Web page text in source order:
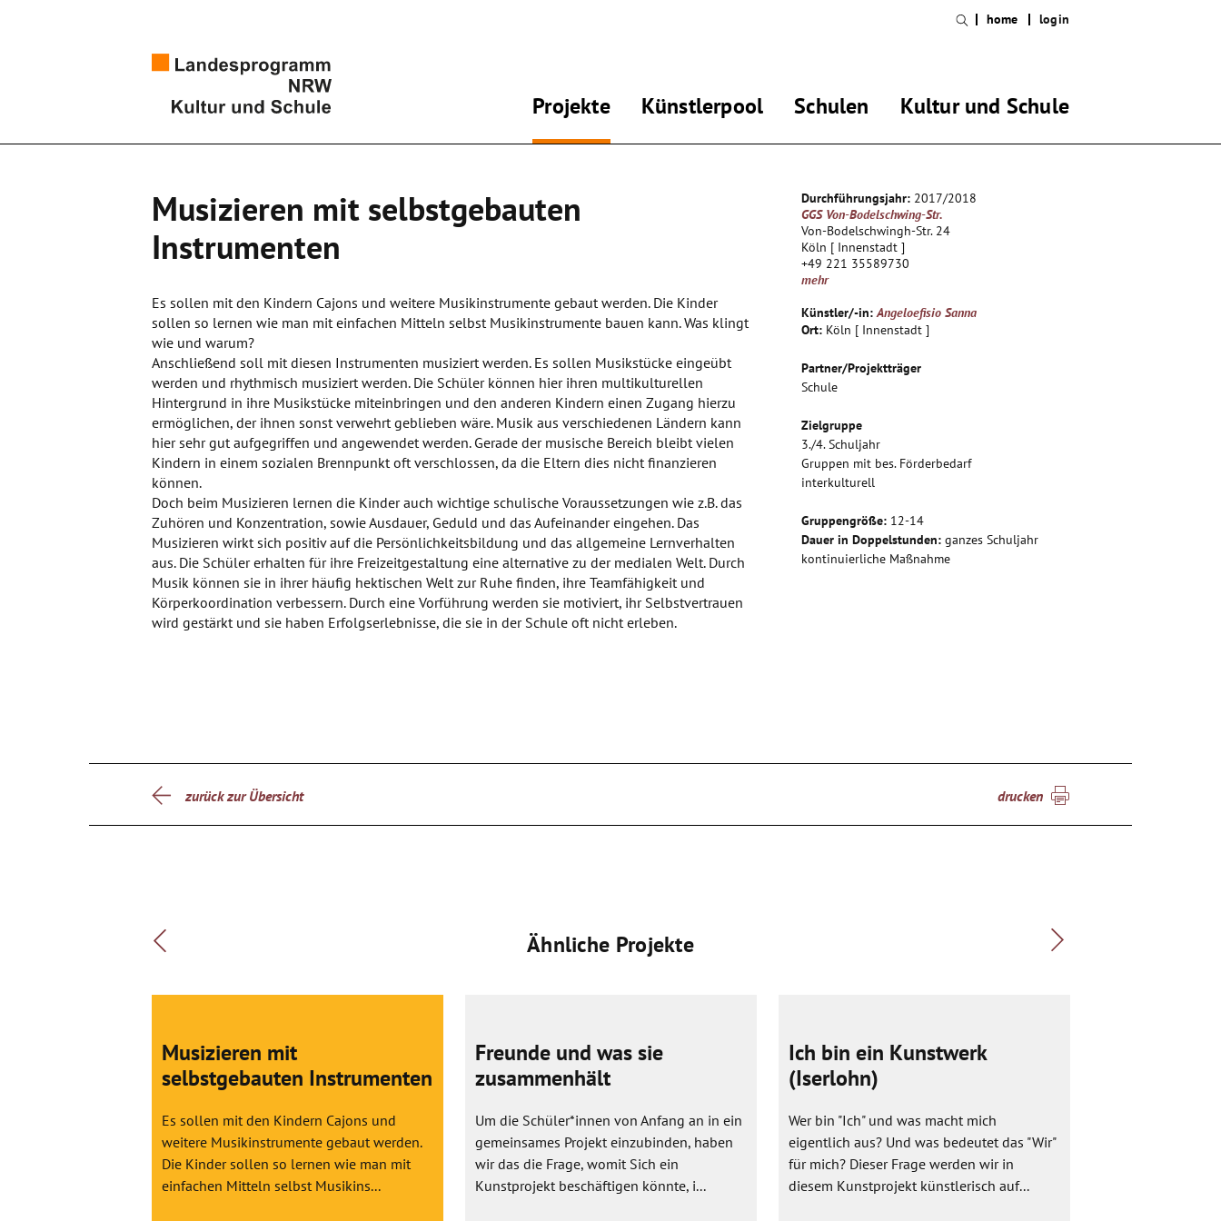
Projekte Künstlerpool Schulen Kultur und Schule
home login
Musizieren mit selbstgebauten
Instrumenten
Es sollen mit den Kindern Cajons und weitere Musikinstrumente gebaut werden. Die Kinder
sollen so lernen wie man mit einfachen Mitteln selbst Musikinstrumente bauen kann. Was klingt
wie und warum?
Anschließend soll mit diesen Instrumenten musiziert werden. Es sollen Musikstücke eingeübt
werden und rhythmisch musiziert werden. Die Schüler können hier ihren multikulturellen
Hintergrund in ihre Musikstücke miteinbringen und den anderen Kindern einen Zugang hierzu
ermöglichen, der ihnen sonst verwehrt geblieben wäre. Musik aus verschiedenen Ländern kann
hier sehr gut aufgegriffen und angewendet werden. Gerade der musische Bereich bleibt vielen
Kindern in einem sozialen Brennpunkt oft verschlossen, da die Eltern dies nicht finanzieren
können.
Doch beim Musizieren lernen die Kinder auch wichtige schulische Voraussetzungen wie z.B. das
Zuhören und Konzentration, sowie Ausdauer, Geduld und das Aufeinander eingehen. Das
Musizieren wirkt sich positiv auf die Persönlichkeitsbildung und das allgemeine Lernverhalten
aus. Die Schüler erhalten für ihre Freizeitgestaltung eine alternative zu der medialen Welt. Durch
Musik können sie in ihrer häufig hektischen Welt zur Ruhe finden, ihre Teamfähigkeit und
Körperkoordination verbessern. Durch eine Vorführung werden sie motiviert, ihr Selbstvertrauen
wird gestärkt und sie haben Erfolgserlebnisse, die sie in der Schule oft nicht erleben.
Durchführungsjahr: 2017/2018
GGS Von-Bodelschwing-Str.
Von-Bodelschwingh-Str. 24
Köln [ Innenstadt ]
+49 221 35589730
mehr
Künstler/-in: Angeloefisio Sanna
Ort: Köln [ Innenstadt ]
Partner/Projektträger
Schule
Zielgruppe
3./4. Schuljahr
Gruppen mit bes. Förderbedarf
interkulturell
Gruppengröße: 12-14
Dauer in Doppelstunden: ganzes Schuljahr
kontinuierliche Maßnahme
zurück zur Übersicht drucken
Ähnliche Projekte
Musizieren mit
selbstgebauten Instrumenten
Es sollen mit den Kindern Cajons und
weitere Musikinstrumente gebaut werden.
Die Kinder sollen so lernen wie man mit
einfachen Mitteln selbst Musikins...
Freunde und was sie
zusammenhält
Um die Schüler*innen von Anfang an in ein
gemeinsames Projekt einzubinden, haben
wir das die Frage, womit Sich ein
Kunstprojekt beschäftigen könnte, i...
Ich bin ein Kunstwerk
(Iserlohn)
Wer bin "Ich" und was macht mich
eigentlich aus? Und was bedeutet das "Wir"
für mich? Dieser Frage werden wir in
diesem Kunstprojekt künstlerisch auf...